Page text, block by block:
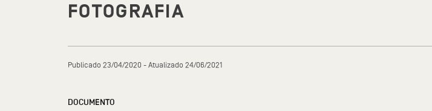
FOTOGRAFIA
Publicado 23/04/2020 - Atualizado 24/06/2021
DOCUMENTO